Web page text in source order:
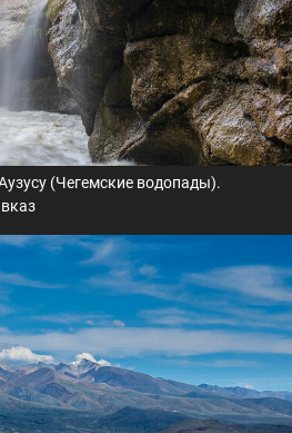
(Чегемские водопады).